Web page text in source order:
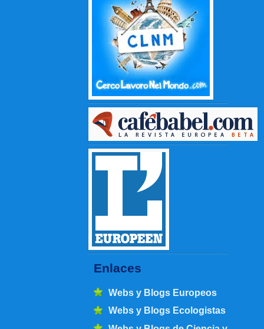
Enlaces
Webs y Blogs Europeos
Webs y Blogs Ecologistas